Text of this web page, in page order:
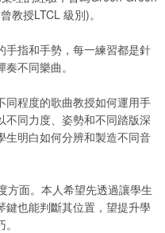
教授LTCL 級別)。
手指和手勢，每一練習都是針
不同樂曲。
同程度的歌曲教授如何運用手
同力度、姿勢和不同踏版深
生明白如何分辨和製造不同音
方面。本人希望先透過讓學生
鍵也能判斷其位置，望提升學